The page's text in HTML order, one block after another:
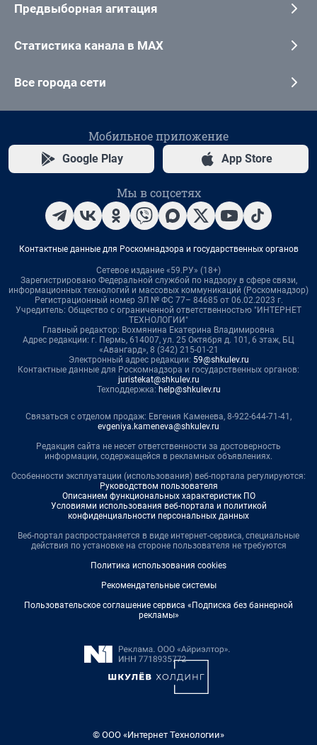
Предвыборная агитация
Статистика канала в MAX
Все города сети
Мобильное приложение
Google Play App Store
Мы в соцсетях
Контактные данные для Роскомнадзора и государственных органов
Сетевое издание «59.РУ» (18+)
Зарегистрировано Федеральной службой по надзору в сфере связи,
информационных технологий и массовых коммуникаций (Роскомнадзор)
Регистрационный номер ЭЛ № ФС 77– 84685 от 06.02.2023 г.
Учредитель: Общество с ограниченной ответственностью "ИНТЕРНЕТ
ТЕХНОЛОГИИ"
Главный редактор: Вохмянина Екатерина Владимировна
Адрес редакции: г. Пермь, 614007, ул. 25 Октября д. 101, 6 этаж, БЦ
«Авангард», 8 (342) 215-01-21
Электронный адрес редакции: 59@shkulev.ru
Контактные данные для Роскомнадзора и государственных органов:
juristekat@shkulev.ru
Техподдержка: help@shkulev.ru
Связаться с отделом продаж: Евгения Каменева, 8-922-644-71-41,
evgeniya.kameneva@shkulev.ru
Редакция сайта не несет ответственности за достоверность
информации, содержащейся в рекламных объявлениях.
Особенности эксплуатации (использования) веб-портала регулируются:
Руководством пользователя
Описанием функциональных характеристик ПО
Условиями использования веб-портала и политикой
конфиденциальности персональных данных
Веб-портал распространяется в виде интернет-сервиса, специальные
действия по установке на стороне пользователя не требуются
Политика использования cookies
Рекомендательные системы
Пользовательское соглашение сервиса «Подписка без баннерной
рекламы»
© ООО «Интернет Технологии»